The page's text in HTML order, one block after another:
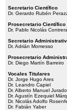
Secretario Científico
Dr. Gerardo Rubén
Prosecretario Científico
Dr. Pablo Nicolás
Secretario
Dr. Adrián Momesso
Prosecretario
Dr. Diego Martín Barreiro
Vocales Titulares
Dr. Jorge Hugo Ares
Dr. Leandro Capiel
Dr. Alberto Manuel
Dr. Agustín Ezequiel
Dr. Nicolás Adolfo
Dr. Fabián Yaber